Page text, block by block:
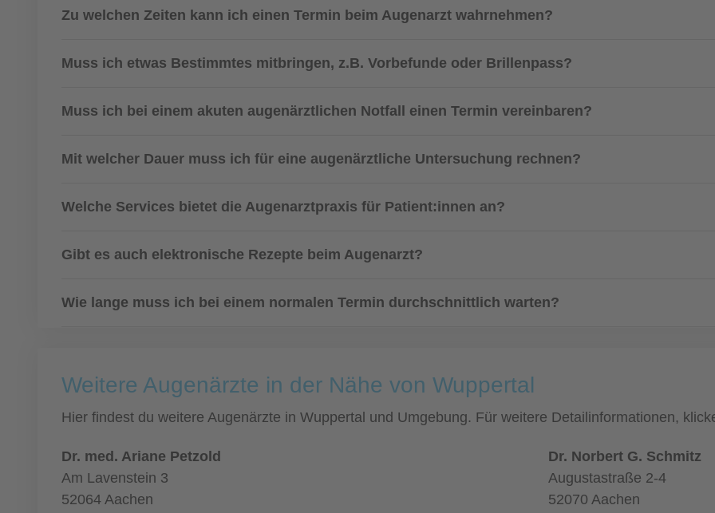
Zu welchen Zeiten kann ich einen Termin beim Augenarzt wahrnehmen?
Muss ich etwas Bestimmtes mitbringen, z.B. Vorbefunde oder Brillenpass?
Muss ich bei einem akuten augenärztlichen Notfall einen Termin vereinbaren?
Mit welcher Dauer muss ich für eine augenärztliche Untersuchung rechnen?
Welche Services bietet die Augenarztpraxis für Patient:innen an?
Gibt es auch elektronische Rezepte beim Augenarzt?
Wie lange muss ich bei einem normalen Termin durchschnittlich warten?
Weitere Augenärzte in der Nähe von Wuppertal
Hier findest du weitere Augenärzte in Wuppertal und Umgebung. Für weitere Detailinformationen,
Dr. med. Ariane Petzold
Am Lavenstein 3
52064 Aachen
Dr. Norbert G. Schmitz
Augustastraße 2-4
52070 Aachen